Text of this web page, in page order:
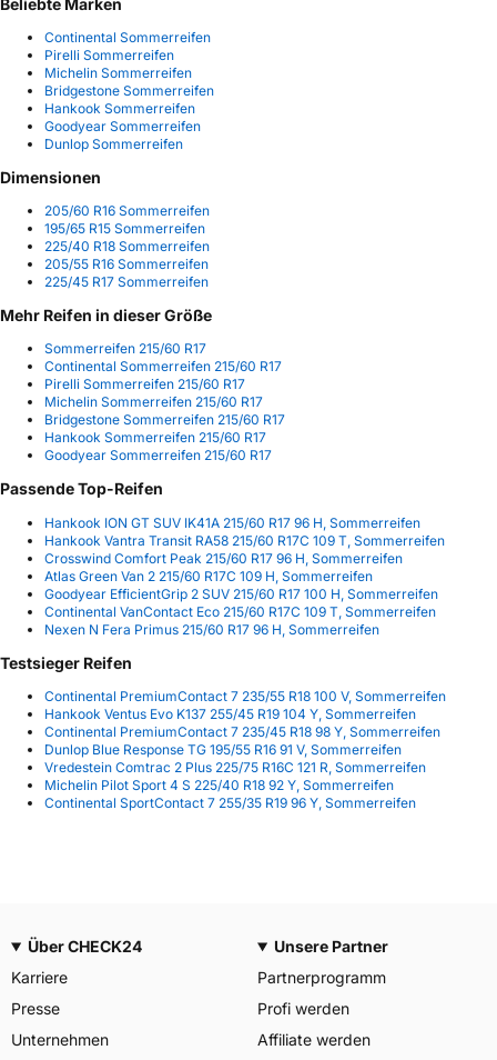
Beliebte Marken
Continental Sommerreifen
Pirelli Sommerreifen
Michelin Sommerreifen
Bridgestone Sommerreifen
Hankook Sommerreifen
Goodyear Sommerreifen
Dunlop Sommerreifen
Dimensionen
205/60 R16 Sommerreifen
195/65 R15 Sommerreifen
225/40 R18 Sommerreifen
205/55 R16 Sommerreifen
225/45 R17 Sommerreifen
Mehr Reifen in dieser Größe
Sommerreifen 215/60 R17
Continental Sommerreifen 215/60 R17
Pirelli Sommerreifen 215/60 R17
Michelin Sommerreifen 215/60 R17
Bridgestone Sommerreifen 215/60 R17
Hankook Sommerreifen 215/60 R17
Goodyear Sommerreifen 215/60 R17
Passende Top-Reifen
Hankook ION GT SUV IK41A 215/60 R17 96 H, Sommerreifen
Hankook Vantra Transit RA58 215/60 R17C 109 T, Sommerreifen
Crosswind Comfort Peak 215/60 R17 96 H, Sommerreifen
Atlas Green Van 2 215/60 R17C 109 H, Sommerreifen
Goodyear EfficientGrip 2 SUV 215/60 R17 100 H, Sommerreifen
Continental VanContact Eco 215/60 R17C 109 T, Sommerreifen
Nexen N Fera Primus 215/60 R17 96 H, Sommerreifen
Testsieger Reifen
Continental PremiumContact 7 235/55 R18 100 V, Sommerreifen
Hankook Ventus Evo K137 255/45 R19 104 Y, Sommerreifen
Continental PremiumContact 7 235/45 R18 98 Y, Sommerreifen
Dunlop Blue Response TG 195/55 R16 91 V, Sommerreifen
Vredestein Comtrac 2 Plus 225/75 R16C 121 R, Sommerreifen
Michelin Pilot Sport 4 S 225/40 R18 92 Y, Sommerreifen
Continental SportContact 7 255/35 R19 96 Y, Sommerreifen
Über CHECK24
Karriere
Presse
Unternehmen
Unsere Partner
Partnerprogramm
Profi werden
Affiliate werden